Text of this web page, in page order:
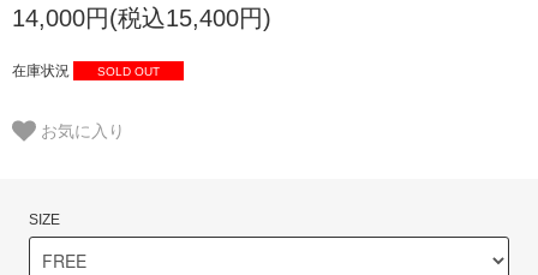
14,000円(税込15,400円)
在庫状況 SOLD OUT
お気に入り
SIZE